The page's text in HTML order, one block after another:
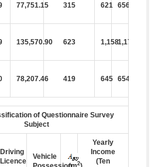
77,751.15 315 621 656
135,570.90 623 1,1581,172
78,207.46 419 645 654
of Questionnaire Survey
Subject
Driving
Licence
Vehicle
2
Yearly
Income
(Ten